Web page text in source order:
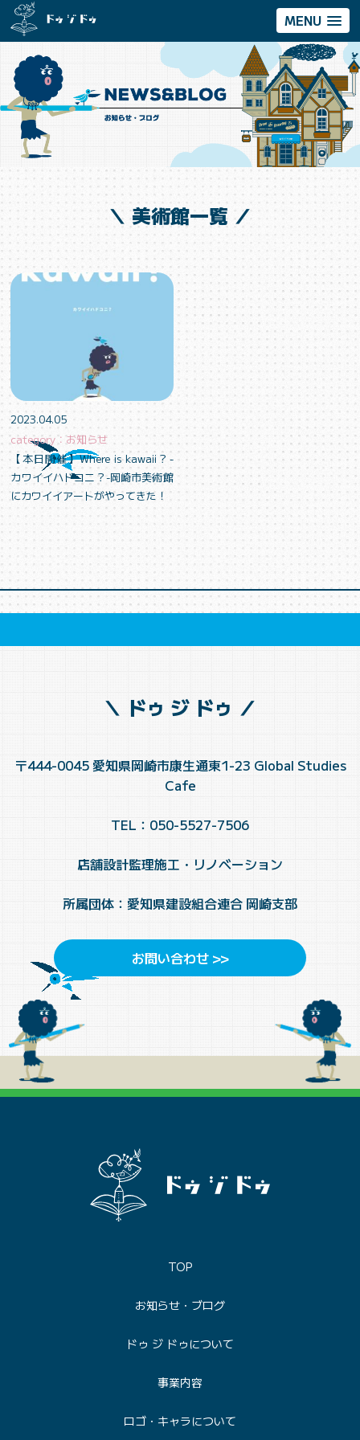
MENU
＼ 美術館一覧 ／
2023.04.05
category：お知らせ
【本日開催】Where is kawaii？-
カワイイハドコニ？-岡崎市美術館
にカワイイアートがやってきた！
＼ ドゥ ジ ドゥ ／
〒444-0045 愛知県岡崎市康生通東1-23 Global Studies
Cafe
TEL：050-5527-7506
店舗設計監理施工・リノベーション
所属団体：愛知県建設組合連合 岡崎支部
お問い合わせ >>
TOP
お知らせ・ブログ
ドゥ ジ ドゥについて
事業内容
ロゴ・キャラについて